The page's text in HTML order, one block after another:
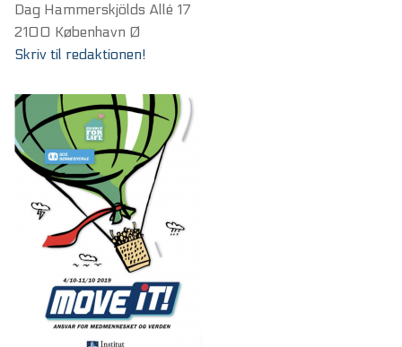
Dag Hammerskjölds Allé 17
2100 København Ø
Skriv til redaktionen!